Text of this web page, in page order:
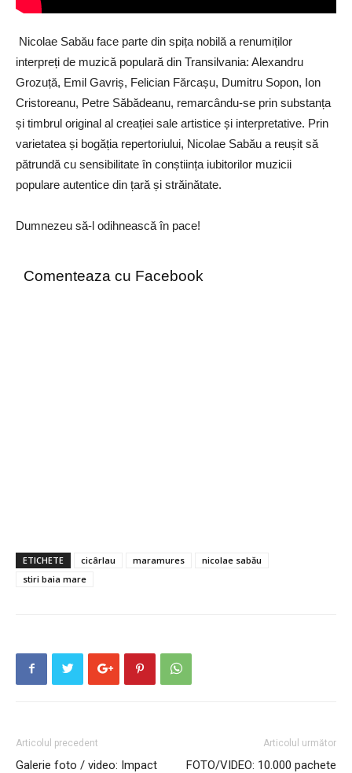
Nicolae Sabău face parte din spița nobilă a renumiților
interpreți de muzică populară din Transilvania: Alexandru
Grozuță, Emil Gavriș, Felician Fărcașu, Dumitru Sopon, Ion
Cristoreanu, Petre Săbădeanu, remarcându-se prin substanța
și timbrul original al creației sale artistice și interpretative. Prin
varietatea și bogăția repertoriului, Nicolae Sabău a reușit să
pătrundă cu sensibilitate în conștiința iubitorilor muzicii
populare autentice din țară și străinătate.
Dumnezeu să-l odihnească în pace!
Comenteaza cu Facebook
ETICHETE cicârlau maramures
nicolae sabău
stiri baia mare
Articolul precedent
Galerie foto / video: Impact
Articolul următor
FOTO/VIDEO: 10.000 pachete